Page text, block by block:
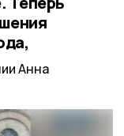
Анна